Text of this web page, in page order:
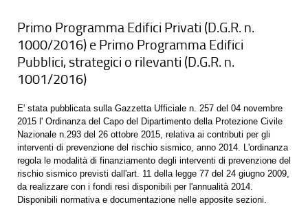
Primo Programma Edifici Privati (D.G.R. n.
1000/2016) e Primo Programma Edifici
Pubblici, strategici o rilevanti (D.G.R. n.
1001/2016)
E' stata pubblicata sulla Gazzetta Ufficiale n. 257 del 04 novembre
2015 l' Ordinanza del Capo del Dipartimento della Protezione Civile
Nazionale n.293 del 26 ottobre 2015, relativa ai contributi per gli
interventi di prevenzione del rischio sismico, anno 2014. L'ordinanza
regola le modalità di finanziamento degli interventi di prevenzione del
rischio sismico previsti dall'art. 11 della legge 77 del 24 giugno 2009,
da realizzare con i fondi resi disponibili per l'annualità 2014.
Disponibili normativa e documentazione nelle apposite sezioni.